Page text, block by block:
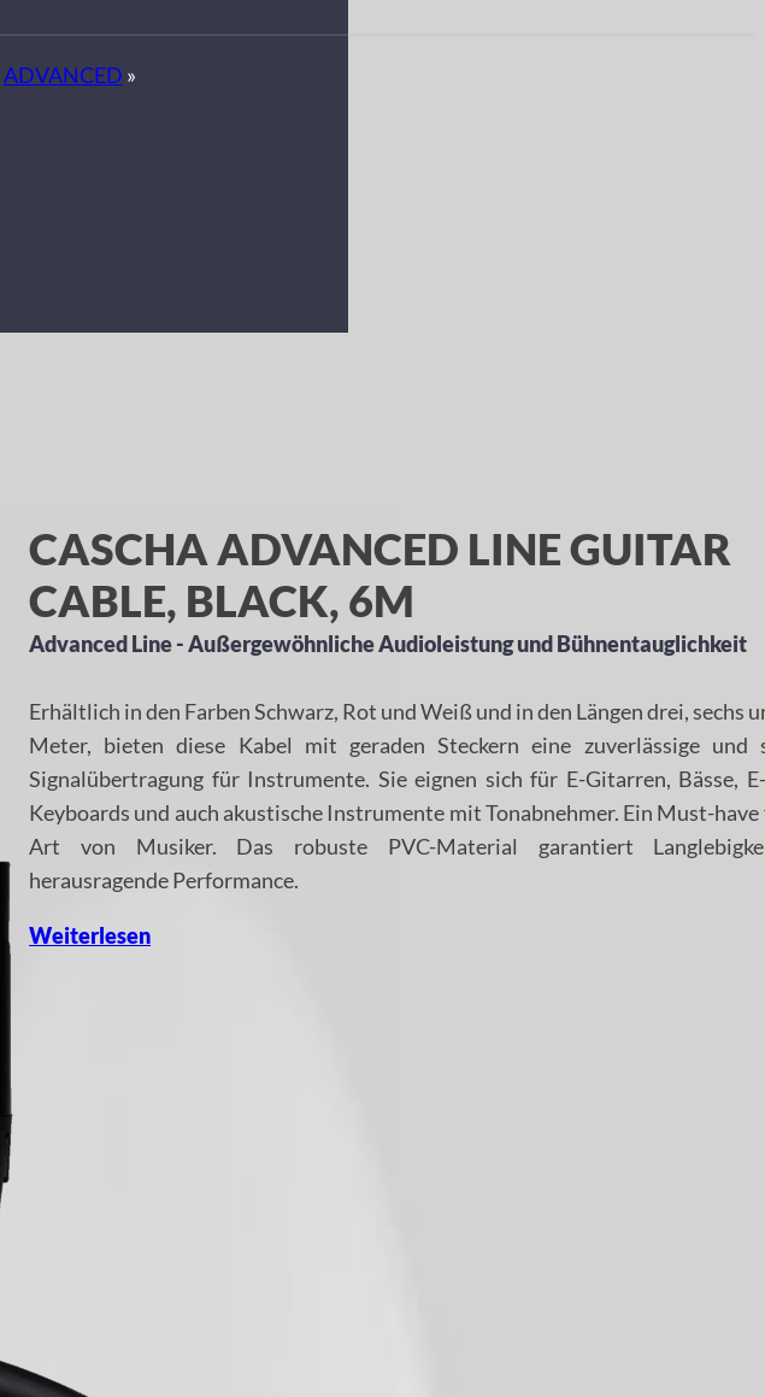
ADVANCED »
CASCHA ADVANCED LINE GUITAR
CABLE, BLACK, 6M
Advanced Line - Außergewöhnliche Audioleistung und Bühnentauglichkeit
Erhältlich in den Farben Schwarz, Rot und Weiß und in den Längen drei, sechs
Meter, bieten diese Kabel mit geraden Steckern eine zuverlässige und
Signalübertragung für Instrumente. Sie eignen sich für E-Gitarren, Bässe,
Keyboards und auch akustische Instrumente mit Tonabnehmer. Ein Must-
Art von Musiker. Das robuste PVC-Material garantiert
herausragende Performance.
Weiterlesen